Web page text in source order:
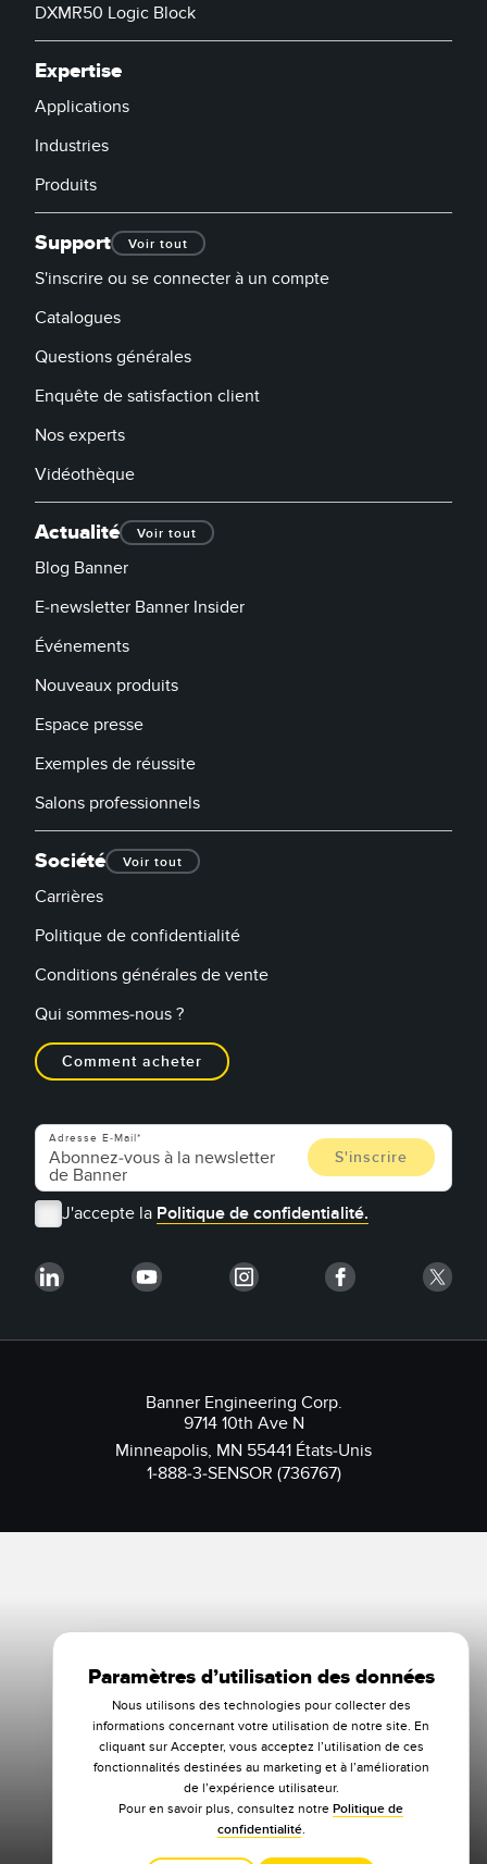
DXMR50 Logic Block
Expertise
Applications
Industries
Produits
Support Voir tout
S'inscrire ou se connecter à un compte
Catalogues
Questions générales
Enquête de satisfaction client
Nos experts
Vidéothèque
Actualité Voir tout
Blog Banner
E-newsletter Banner Insider
Événements
Nouveaux produits
Espace presse
Exemples de réussite
Salons professionnels
Société Voir tout
Carrières
Politique de confidentialité
Conditions générales de vente
Qui sommes-nous ?
Comment acheter
Adresse E-Mail
J'accepte la Politique de confidentialité.
Banner Engineering Corp.
9714 10th Ave N
Minneapolis, MN 55441 États-Unis
1-888-3-SENSOR (736767)
Paramètres d’utilisation des données
Nous utilisons des technologies pour collecter des
informations concernant votre utilisation de notre site. En
cliquant sur Accepter, vous acceptez l’utilisation de ces
fonctionnalités destinées au marketing et à l’amélioration
de l’expérience utilisateur.
Pour en savoir plus, consultez notre Politique de
confidentialité.